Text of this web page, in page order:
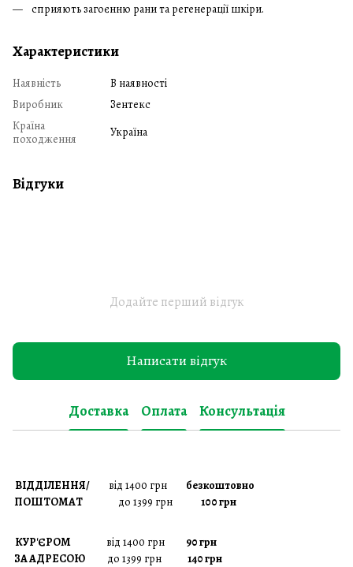
сприяють загоєнню рани та регенерації шкіри.
Характеристики
Наявність
В наявності
Виробник
Зентекс
Країна
походження
Україна
Відгуки
Додайте перший відгук
Написати відгук
Доставка Оплата Консультація
ВІДДІЛЕННЯ/ від 1400 грн безкоштовно
ПОШТОМАТ до 1399 грн 100 грн
КУР'ЄРОМ від 1400 грн 90 грн
ЗА АДРЕСОЮ до 1399 грн 140 грн